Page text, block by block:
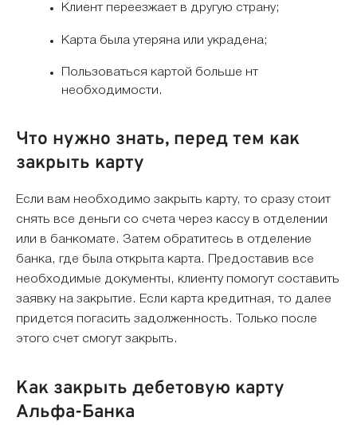
Клиент переезжает в другую страну;
Карта была утеряна или украдена;
Пользоваться картой больше нт
необходимости.
Что нужно знать, перед тем как
закрыть карту
Если вам необходимо закрыть карту, то сразу стоит
снять все деньги со счета через кассу в отделении
или в банкомате. Затем обратитесь в отделение
банка, где была открыта карта. Предоставив все
необходимые документы, клиенту помогут составить
заявку на закрытие. Если карта кредитная, то далее
придется погасить задолженность. Только после
этого счет смогут закрыть.
Как закрыть дебетовую карту
Альфа-Банка